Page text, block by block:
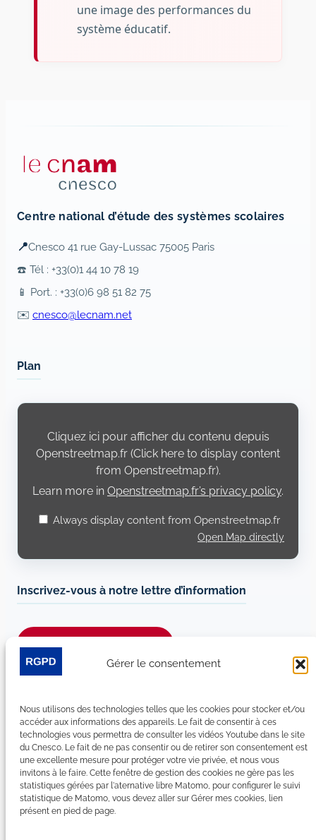
Gérer le consentement
Nous utilisons des technologies telles que les cookies pour stocker et/ou
accéder aux informations des appareils. Le fait de consentir à ces
technologies vous permettra de consulter les vidéos Youtube dans le site
du Cnesco. Le fait de ne pas consentir ou de retirer son consentement est
une excellente mesure pour protéger votre vie privée, et nous vous
invitons à le faire. Cette fenêtre de gestion des cookies ne gère pas les
statistiques gérées par l'aternative libre Matomo, pour configurer le suivi
statistique de Matomo, vous devez aller sur Gérer mes cookies, lien
présent en pied de page.
une image des performances du
système éducatif.
Centre national d’étude des systèmes scolaires
📍Cnesco 41 rue Gay-Lussac 75005 Paris
☎️ Tél : +33(0)1 44 10 78 19
📱 Port. : +33(0)6 98 51 82 75
✉️ cnesco@lecnam.net
Plan
Display
Openstreetmap.fr
Cliquez ici pour afficher du contenu depuis
Openstreetmap.fr (Click here to display content
from Openstreetmap.fr).
Learn more in Openstreetmap.fr’s privacy policy.
Always display content from Openstreetmap.fr
Open Map directly
Inscrivez-vous à notre lettre d’information
LinkedIn
YouTube
Facebook
Bluesky
Plan du site